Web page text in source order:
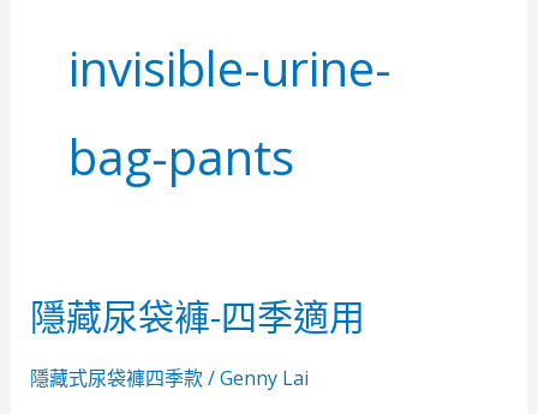
invisible-urine-
bag-pants
隱藏尿袋褲-四季適用
隱藏式尿袋褲四季款/Genny Lai
隱
藏
尿